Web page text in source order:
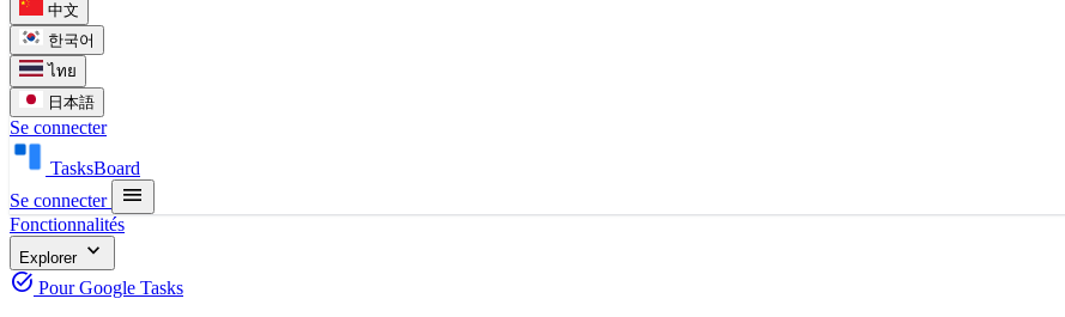
中文
한국어
ไทย
日本語
Se connecter
TasksBoard
Se connecter
menu
Fonctionnalités
Explorer expand_more
task_alt Pour Google Tasks